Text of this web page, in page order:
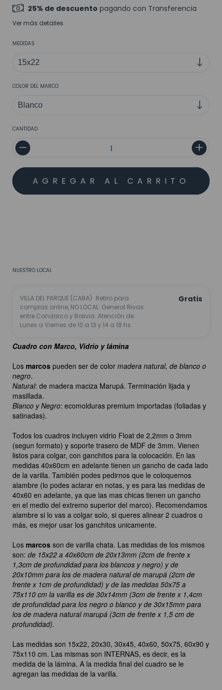
25% de descuento pagando con Transferencia
Ver más detalles
MEDIDAS
COLOR DEL MARCO
CANTIDAD
NUESTRO LOCAL
VILLA DEL PARQUE (CABA) Retiro para
compras online, NO LOCAL. General Rivas
entre Condarco y Bolivia. Atención de
Lunes a Viernes de 10 a 13 y 14 a 18 hs.
Gratis
Cuadro con Marco, Vidrio y lámina
Los marcos pueden ser de color madera natural, de blanco o
negro.
Natural: de madera maciza Marupá. Terminación lijada y
masillada.
Blanco y Negro: ecomolduras premium importadas (foliadas y
satinadas).
Todos los cuadros incluyen vidrio Float de 2,2mm o 3mm
(segun formato) y soporte trasero de MDF de 3mm. Vienen
listos para colgar, con ganchitos para la colocación. En las
medidas 40x60cm en adelante tienen un gancho de cada lado
de la varilla. También podes pedirnos que le coloquemos
alambre (lo podes aclarar en notas, y es para las medidas de
40x60 en adelante, ya que las mas chicas tienen un gancho
en el medio del extremo superior del marco). Recomendamos
alambre si lo vas a colgar solo, si queres alinear 2 cuadros o
más, es mejor usar los ganchitos unicamente.
Los marcos son de varilla chata. Las medidas de los mismos
son: de 15x22 a 40x60cm de 20x13mm (2cm de frente x
1,3cm de profundidad para los blancos y negro) y de
20x10mm para los de madera natural de marupá (2cm de
frente x 1cm de profundidad) y de las medidas 50x75 a
75x110 cm la varilla es de 30x14mm (3cm de frente x 1,4cm
de profundidad para los negro o blanco y de 30x15mm para
los de madera natural marupá (3cm de frente x 1,5 cm de
profundidad).
Las medidas son 15x22, 20x30, 30x45, 40x60, 50x75, 60x90 y
75x110 cm. Las mismas son INTERNAS, es decir, es la
medida de la lámina. A la medida final del cuadro se le
agregan las medidas de la varilla.